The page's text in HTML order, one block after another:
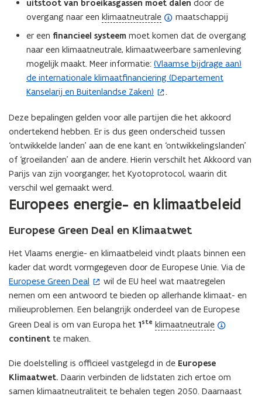
e
)
d
e
f
i
n
t
i
e
)
uitstoot van broeikasgassen moet dalen door de
overgang naar een klimaatneutrale
(
p
d
f
i
n
i
t
i
e
maatschappij
er een financieel systeem moet komen dat de overgang
naar een klimaatneutrale, klimaatweerbare samenleving
mogelijk maakt. Meer informatie: (Vlaamse bijdrage aan)
de internationale klimaatfinanciering (Departement
Kanselarij en Buitenlandse Zaken)
(
o
p
n
t
i
n
n
e
w
t
r
.
Deze bepalingen gelden voor alle partijen die het akkoord
ondertekend hebben. Er is dus geen onderscheid tussen
‘ontwikkelde landen’ aan de ene kant en ‘ontwikkelingslanden’
of ‘groeilanden’ aan de andere. Hierin verschilt het Akkoord van
Parijs van zijn voorganger, het Kyotoprotocol, waarin dit
verschil wel gemaakt werd.
Europees energie- en klimaatbeleid
Europese Green Deal en Klimaatwet
Het Vlaams energie- en klimaatbeleid vindt plaats binnen een
kader dat wordt vormgegeven door de Europese Unie. Via de
Europese Green Deal
(
o
p
e
n
i
n
wil de EU heel wat maatregelen
nemen om een antwoord te bieden op allerhande klimaat- en
milieuproblemen. Een belangrijk onderdeel van de Europese
Green Deal is om van Europa het 1ste klimaatneutrale
(
e
n
continent te maken.
Die doelstelling is officieel vastgelegd in de Europese
Klimaatwet. Daarin verbinden de lidstaten zich ertoe om
samen klimaatneutraliteit te behalen tegen 2050. Daarnaast